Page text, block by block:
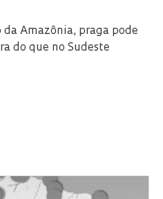
da Amazônia, praga pode
do que no Sudeste